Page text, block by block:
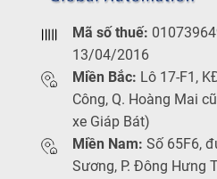
Mã số thuế:
13/04/2016
Miền Bắc: Lô 17-F1,
Công, Q. Hoàng Mai
xe Giáp Bát)
Miền Nam: Số 65F6,
Sương, P. Đông Hưng